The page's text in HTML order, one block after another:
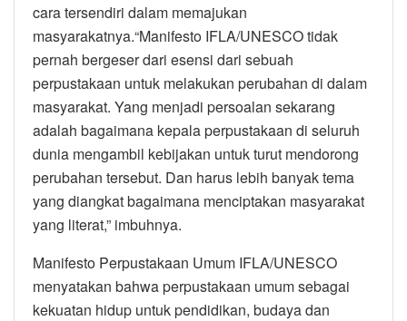
cara tersendiri dalam memajukan
masyarakatnya.“Manifesto IFLA/UNESCO tidak
pernah bergeser dari esensi dari sebuah
perpustakaan untuk melakukan perubahan di dalam
masyarakat. Yang menjadi persoalan sekarang
adalah bagaimana kepala perpustakaan di seluruh
dunia mengambil kebijakan untuk turut mendorong
perubahan tersebut. Dan harus lebih banyak tema
yang diangkat bagaimana menciptakan masyarakat
yang literat,” imbuhnya.
Manifesto Perpustakaan Umum IFLA/UNESCO
menyatakan bahwa perpustakaan umum sebagai
kekuatan hidup untuk pendidikan, budaya dan